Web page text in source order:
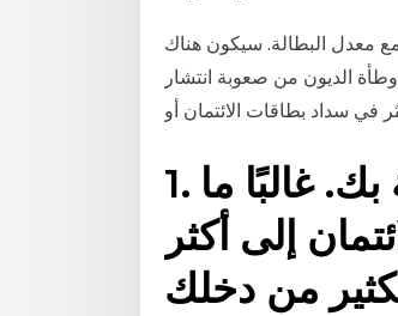
مع معدل البطالة. سيكون هناك
الديون من صعوبة انتشار
في سداد بطاقات الائتمان أو
1. توطيد الديون بطاقة الائتمان الخاصة بك. غالبًا ما
إلى أكثر
الكثير من دخلك